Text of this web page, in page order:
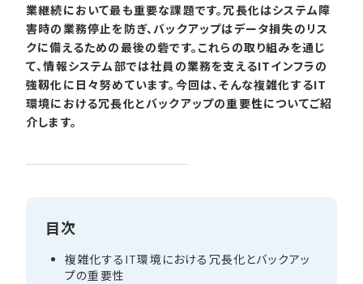
業継続において最も重要な課題です。冗長化はシステム障
害時の業務停止を防ぎ、バックアップはデータ損失のリス
クに備えるための最後の砦です。これらの取り組みを通じ
て、情報システム部では社員の業務を支えるITインフラの
強靱化に日々努めています。今回は、そんな複雑化するIT
環境における冗長化とバックアップの重要性についてご紹
介します。
目次
複雑化する​IT環境に​おける​冗長化と​バックアッ
プの​重要性